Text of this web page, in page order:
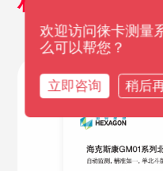
欢迎访问徕卡测量
么可以帮您？
立即咨询 稍后